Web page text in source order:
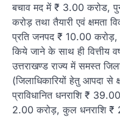
बचाव मद में ₹ 3.00 करोड,
करोड़ तथा तैयारी एवं
प्रति जनपद ₹ 10.00
किये जाने के साथ ही
उत्तराखण्ड राज्य में समस्त
(जिलाधिकारियों हेतु आपदा से
प्राविधानित धनराशि ₹
2.00 करोड़, कुल धनराशि ₹